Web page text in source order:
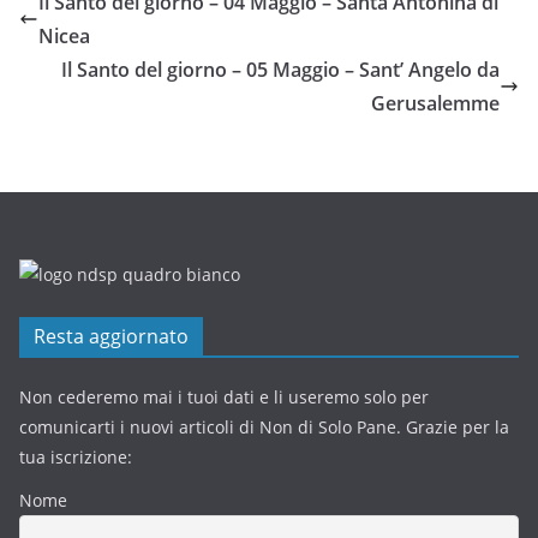
Nicea
Il Santo del giorno – 05 Maggio – Sant’ Angelo da
Gerusalemme
Resta aggiornato
Non cederemo mai i tuoi dati e li useremo solo per
comunicarti i nuovi articoli di Non di Solo Pane. Grazie per la
tua iscrizione:
Nome